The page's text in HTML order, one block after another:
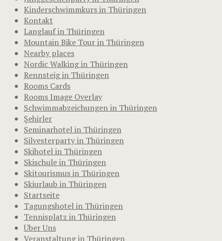
Kinderschwimmkurs in Thüringen
Kontakt
Langlauf in Thüringen
Mountain Bike Tour in Thüringen
Nearby places
Nordic Walking in Thüringen
Rennsteig in Thüringen
Rooms Cards
Rooms Image Overlay
Schwimmabzeichungen in Thüringen
Şehirler
Seminarhotel in Thüringen
Silvesterparty in Thüringen
Skihotel in Thüringen
Skischule in Thüringen
Skitourismus in Thüringen
Skiurlaub in Thüringen
Startseite
Tagungshotel in Thüringen
Tennisplatz in Thüringen
Über Uns
Veranstaltung in Thüringen